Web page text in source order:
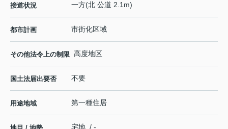
接道状況 一方(北 公道 2.1m)
都市計画 市街化区域
その他法令上の制限 高度地区
国土法届出要否 不要
用途地域 第一種住居
宅地 / -